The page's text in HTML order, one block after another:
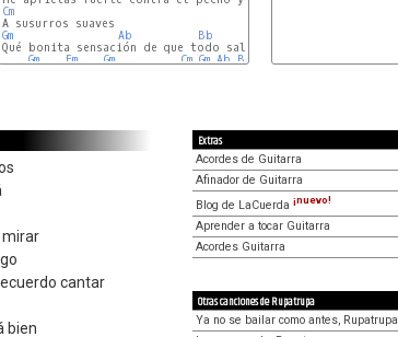
Cm
Gm
Ab Bb
Qué bonita sensación de que todo saldrá bien
Gm
Fm Gm Cm Gm Ab
Bb
mirar
cantar
bien
Extras
Acordes de Guitarra
Afinador de Guitarra
Blog de LaCuerda ¡nuevo!
Aprender a tocar Guitarra
Acordes Guitarra
Otras canciones de Rupatrupa
Ya no se bailar como antes, Rupatrupa